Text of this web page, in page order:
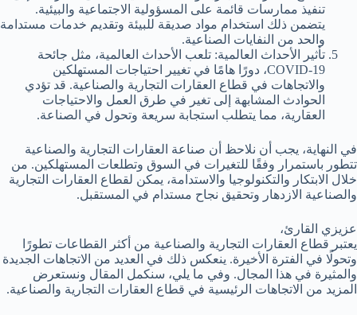
تنفيذ ممارسات قائمة على المسؤولية الاجتماعية والبيئية.
يتضمن ذلك استخدام مواد صديقة للبيئة وتقديم خدمات مستدامة
والحد من النفايات الصناعية.
تأثير الأحداث العالمية: تلعب الأحداث العالمية، مثل جائحة
COVID-19، دورًا هامًا في تغيير احتياجات المستهلكين
والاتجاهات في قطاع العقارات التجارية والصناعية. قد تؤدي
الحوادث المشابهة إلى تغير في طرق العمل والاحتياجات
العقارية، مما يتطلب استجابة سريعة وتحول في الصناعة.
في النهاية، يجب أن نلاحظ أن صناعة العقارات التجارية والصناعية
تتطور باستمرار وفقًا للتغيرات في السوق وتطلعات المستهلكين. من
خلال الابتكار والتكنولوجيا والاستدامة، يمكن لقطاع العقارات التجارية
والصناعية الازدهار وتحقيق نجاح مستدام في المستقبل.
عزيزي القارئ،
يعتبر قطاع العقارات التجارية والصناعية من أكثر القطاعات تطورًا
وتحولًا في الفترة الأخيرة. ينعكس ذلك في العديد من الاتجاهات الجديدة
والمثيرة في هذا المجال. وفي ما يلي، سنكمل المقال ونستعرض
المزيد من الاتجاهات الرئيسية في قطاع العقارات التجارية والصناعية.